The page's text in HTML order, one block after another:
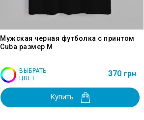
Мужская черная футболка с принтом
Cuba размер M
ВЫБРАТЬ
ЦВЕТ
370 грн
Купить